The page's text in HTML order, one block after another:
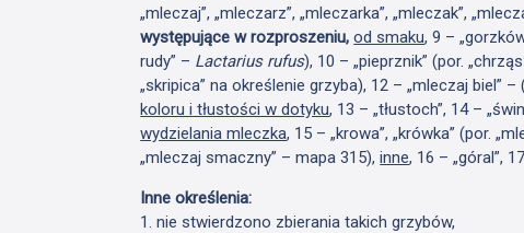
„mleczaj”, „mleczarz”, „mleczarka”, „mleczak”,
występujące w rozproszeniu, od smaku, 9 –
rudy” – Lactarius rufus), 10 – „pieprznik” (por.
„skripica” na określenie grzyba), 12 – „mleczaj biel” –
koloru i tłustości w dotyku, 13 – „tłustoch”, 14 –
wydzielania mleczka, 15 – „krowa”, „krówka” (por.
„mleczaj smaczny” – mapa 315),inne, 16 – „góral”,
Inne określenia:
1. nie stwierdzono zbierania takich grzybów,